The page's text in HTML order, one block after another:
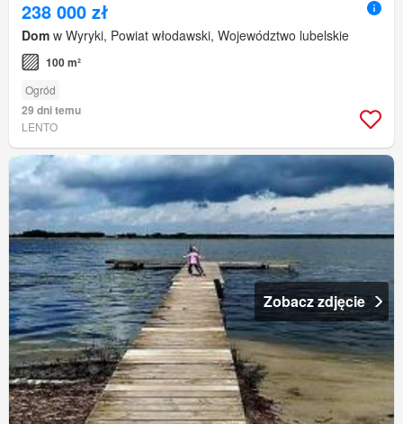
238 000 zł
Dom w Wyryki, Powiat włodawski, Województwo lubelskie
100 m²
Ogród
29 dni temu
LENTO
Zobacz zdjęcie